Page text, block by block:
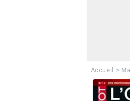
Accueil >